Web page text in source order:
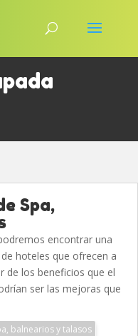
Spa,
encontrar una
hoteles que ofrecen a
de los beneficios que el
ser las mejoras que
balnearios y talasos